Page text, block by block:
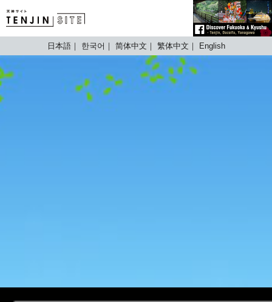
TENJIN SITE
日本語 한국어 简体中文 繁体中文 English